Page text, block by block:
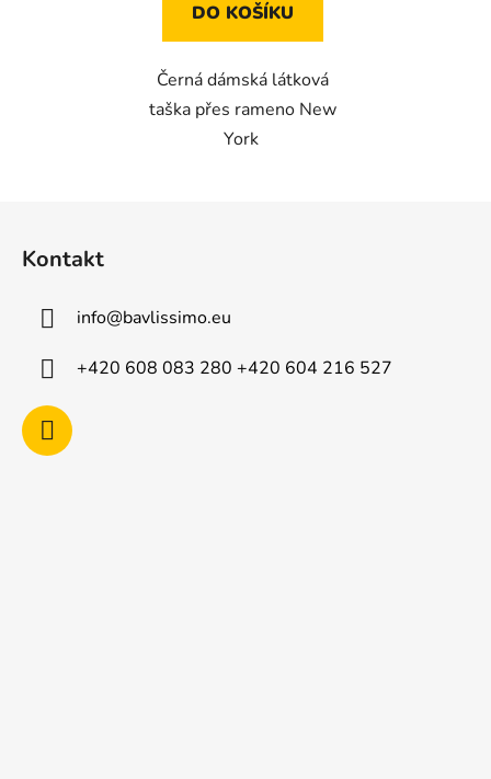
DO KOŠÍKU
Černá dámská látková
taška přes rameno New
York
Kontakt
info@bavlissimo.eu
+420 608 083 280 +420 604 216 527